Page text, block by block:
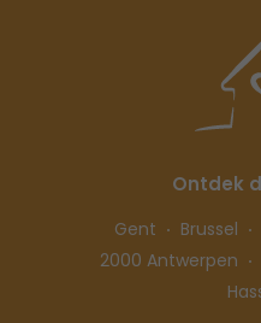
Ontdek
Gent Brussel
2000 Antwerpen